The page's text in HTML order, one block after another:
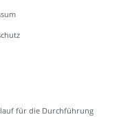
für die Durchführung